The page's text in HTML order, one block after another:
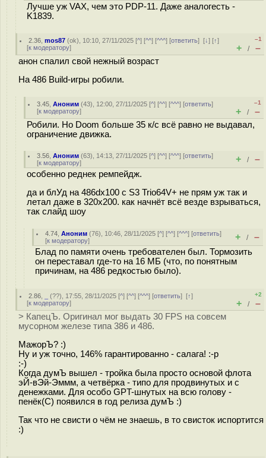
Лучше уж VAX, чем это PDP-11. Даже аналогесть -
K1839.
2.36 ,mos87 (ok), 10:10, 27/11/2025 [^] [^^] [^^^] [ответить][↓] [↑]
[к модератору]
–1
+ / –
анон спалил свой нежный возраст
На 486 Build-игры робили.
3.45 ,Аноним (43), 12:00, 27/11/2025 [^] [^^] [^^^] [ответить]
[к модератору]
–1
+ / –
Робили. Но Doom больше 35 к/с всё равно не выдавал,
ограничение движка.
3.56 ,Аноним (63), 14:13, 27/11/2025 [^] [^^] [^^^] [ответить]
[к модератору] + / –
особенно реднек ремпейдж.
да и блУд на 486dx100 с S3 Trio64V+ не прям уж так и
летал даже в 320x200. как начнёт всё везде взрываться,
так слайд шоу
4.74 ,Аноним (76), 10:46, 28/11/2025 [^] [^^] [^^^] [ответить]
[к модератору] + / –
Блад по памяти очень требователен был. Тормозить
он переставал где-то на 16 МБ (что, по понятным
причинам, на 486 редкостью было).
2.86 (??), 17:55, 28/11/2025 [^] [^^] [^^^] [ответить][↑]
[к модератору]
+2
+ / –
> КапецЪ. Оригинал мог выдать 30 FPS на совсем
мусорном железе типа 386 и 486.
МажорЪ? :)
Ну и уж точно, 146% гарантированно - салага! :-р
:-)
Когда думЪ вышел - тройка была просто основой флота
эЙ-вЭй-Эммм, а четвёрка - типо для продвинутых и с
денежками. Для особо GPT-шнутых на всю голову -
пенёк(С) появился в год релиза думЪ :)
Так что не свисти о чём не знаешь, в то свисток испортится
:)